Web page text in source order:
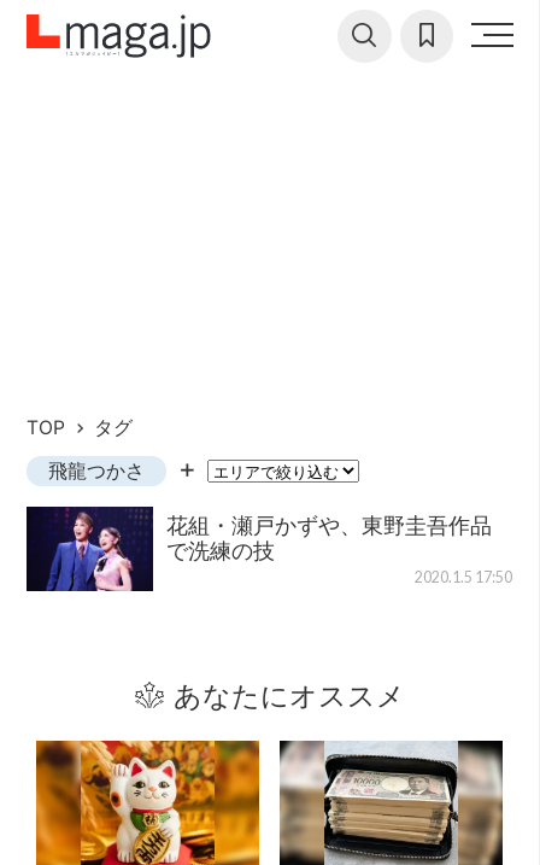
TOP
タグ
飛龍つかさ
花組・瀬戸かずや、東野圭吾作品
で洗練の技
2020.1.5 17:50
あなたにオススメ